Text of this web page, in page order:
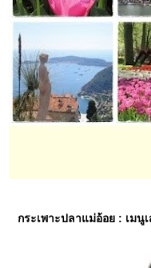
กระเพาะปลาแม่อ้อย : เมนู